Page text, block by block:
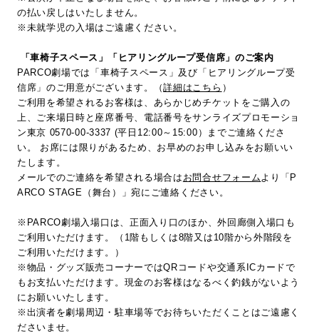
の払い戻しはいたしません。
※未就学児の入場はご遠慮ください。
「車椅子スペース」「ヒアリングループ受信席」のご案内
PARCO劇場では「車椅子スペース」及び「ヒアリングループ受
信席」のご用意がございます。（詳細はこちら ）
ご利用を希望されるお客様は、あらかじめチケットをご購入の
上、ご来場日時と座席番号、電話番号をサンライズプロモーショ
ン東京 0570-00-3337 (平日12:00～15:00）までご連絡くださ
い。 お席には限りがあるため、お早めのお申し込みをお願いい
たします。
メールでのご連絡を希望される場合は お問合せフォームより「P
ARCO STAGE（舞台）」宛にご連絡ください。
※PARCO劇場入場口は、正面入り口のほか、外回廊側入場口も
ご利用いただけます。（1階もしくは8階又は10階から外階段を
ご利用いただけます。）
※物品・グッズ販売コーナーではQRコードや交通系ICカードで
もお支払いただけます。現金のお客様はなるべく釣銭がないよう
にお願いいたします。
※出演者を劇場周辺・駐車場等でお待ちいただくことはご遠慮く
ださいませ。